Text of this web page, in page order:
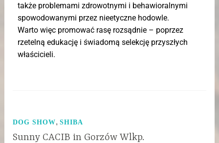
także problemami zdrowotnymi i behawioralnymi
spowodowanymi przez nieetyczne hodowle.
Warto więc promować rasę rozsądnie – poprzez
rzetelną edukację i świadomą selekcję przyszłych
właścicieli.
DOG SHOW,SHIBA
Sunny CACIB in Gorzów Wlkp.